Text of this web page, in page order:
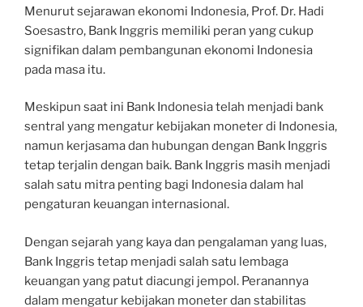
Menurut sejarawan ekonomi Indonesia, Prof. Dr. Hadi
Soesastro, Bank Inggris memiliki peran yang cukup
signifikan dalam pembangunan ekonomi Indonesia
pada masa itu.
Meskipun saat ini Bank Indonesia telah menjadi bank
sentral yang mengatur kebijakan moneter di Indonesia,
namun kerjasama dan hubungan dengan Bank Inggris
tetap terjalin dengan baik. Bank Inggris masih menjadi
salah satu mitra penting bagi Indonesia dalam hal
pengaturan keuangan internasional.
Dengan sejarah yang kaya dan pengalaman yang luas,
Bank Inggris tetap menjadi salah satu lembaga
keuangan yang patut diacungi jempol. Peranannya
dalam mengatur kebijakan moneter dan stabilitas